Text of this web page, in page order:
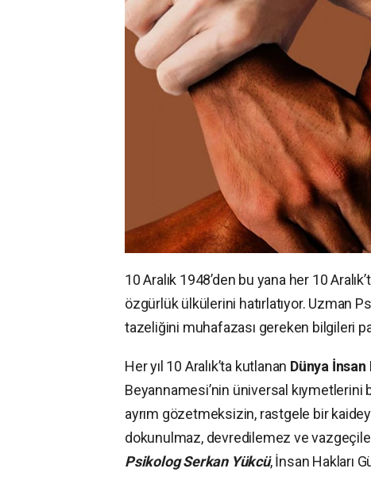
10 Aralık 1948’den bu yana her 10
özgürlük ülkülerini hatırlatıyor. Uzman
tazeliğini muhafazası gereken bilgileri
Her yıl 10 Aralık’ta kutlanan Dünya İnsan
Beyannamesi’nin üniversal kıymetlerini
ayrım gözetmeksizin, rastgele bir
dokunulmaz, devredilemez ve
Psikolog Serkan Yükcü, İnsan Hakları